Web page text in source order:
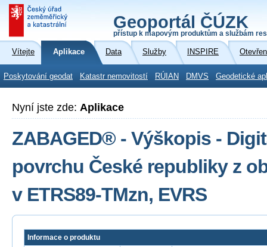
Geoportál ČÚZK
přístup k mapovým produktům a službám
Vítejte Aplikace Data Služby INSPIRE
Poskytování geodat Katastr nemovitostí RÚIAN DMVS Geodetické
Nyní jste zde: Aplikace
ZABAGED® - Výškopis -
povrchu České republiky z
v ETRS89-TMzn, EVRS
Informace o produktu